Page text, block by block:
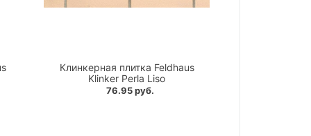
Клинкерная плитка Feldhaus
Klinker Perla Liso
76.95 руб.